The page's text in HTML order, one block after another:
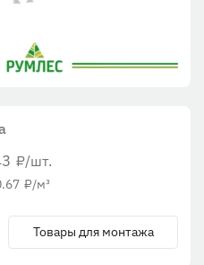
₽/шт.
₽/м³
Товары для монтажа